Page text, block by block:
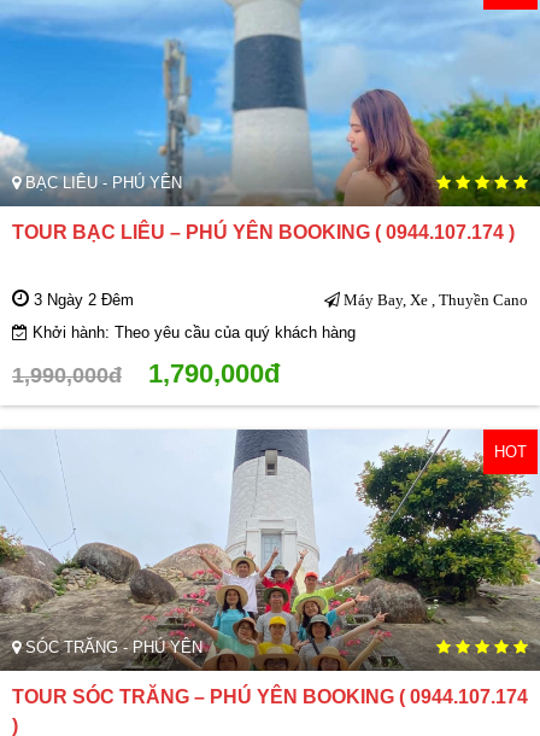
BẠC LIÊU - PHÚ YÊN
TOUR BẠC LIÊU – PHÚ YÊN BOOKING ( 0944.107.174 )
3 Ngày 2 Đêm Máy Bay, Xe , Thuyền Cano
Khởi hành: Theo yêu cầu của quý khách hàng
1,990,000đ 1,790,000đ
HOT
SÓC TRĂNG - PHÚ YÊN
TOUR SÓC TRĂNG – PHÚ YÊN BOOKING ( 0944.107.174
)